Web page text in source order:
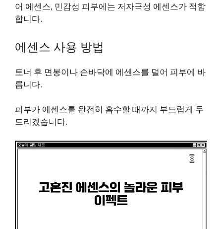
어 에센스, 민감성 피부에는 저자극성 에센스가 적합
합니다.
에센스 사용 방법
토너 후 면봉이나 손바닥에 에센스를 덜어 피부에 바
릅니다.
피부가 에센스를 완전히 흡수할 때까지 부드럽게 두
드리겠습니다.